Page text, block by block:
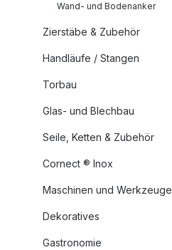
Wand- und Bodenanker
Zierstäbe & Zubehör
Handläufe / Stangen
Torbau
Glas- und Blechbau
Seile, Ketten & Zubehör
Cornect ® Inox
Maschinen und Werkzeuge
Dekoratives
Gastronomie